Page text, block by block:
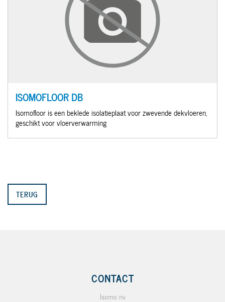
ISOMOFLOOR DB
Isomofloor is een beklede isolatieplaat voor zwevende dekvloeren,
geschikt voor vloerverwarming
TERUG
CONTACT
Isomo nv